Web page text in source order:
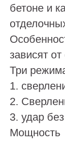
бетоне и
зависят
Три
1.
2.
3. удар